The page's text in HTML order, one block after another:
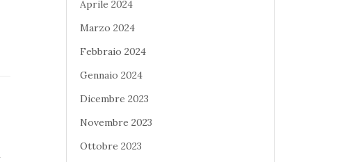
Aprile 2024
Marzo 2024
Febbraio 2024
Gennaio 2024
Dicembre 2023
Novembre 2023
Ottobre 2023